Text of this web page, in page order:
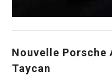
Nouvelle Porsche
Taycan